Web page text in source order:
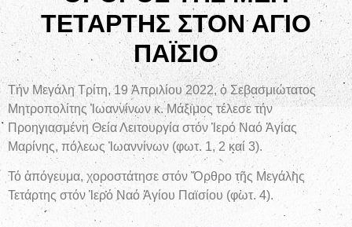
ΤΕΤΑΡΤΗΣ ΣΤΟΝ ΑΓΙΟ
ΠΑΪΣΙΟ
Τήν Μεγάλη Τρίτη, 19 Ἀπριλίου 2022, ὁ Σεβασμιώτατος
Μητροπολίτης Ἰωαννίνων κ. Μάξιμος τέλεσε τήν
Προηγιασμένη Θεία Λειτουργία στόν Ἱερό Ναό Ἁγίας
Μαρίνης, πόλεως Ἰωαννίνων (φωτ. 1, 2 καί 3).
Τό ἀπόγευμα, χοροστάτησε στόν Ὄρθρο τῆς Μεγάλης
Τετάρτης στόν Ἱερό Ναό Ἁγίου Παϊσίου (φωτ. 4).